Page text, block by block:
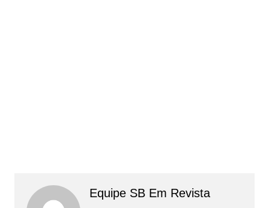
Equipe SB Em Revista